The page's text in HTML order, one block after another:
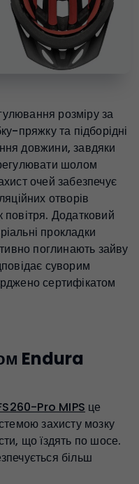
розміру за
пряжку та підборідні
довжини, завдяки
шолом
очей забезпечує
отворів
повітря. Додатковий
прокладки
поглинають зайву
суворим
сертифікатом
Endura
Pro MIPS це
захисту мозку
що їздять по шосе.
більш